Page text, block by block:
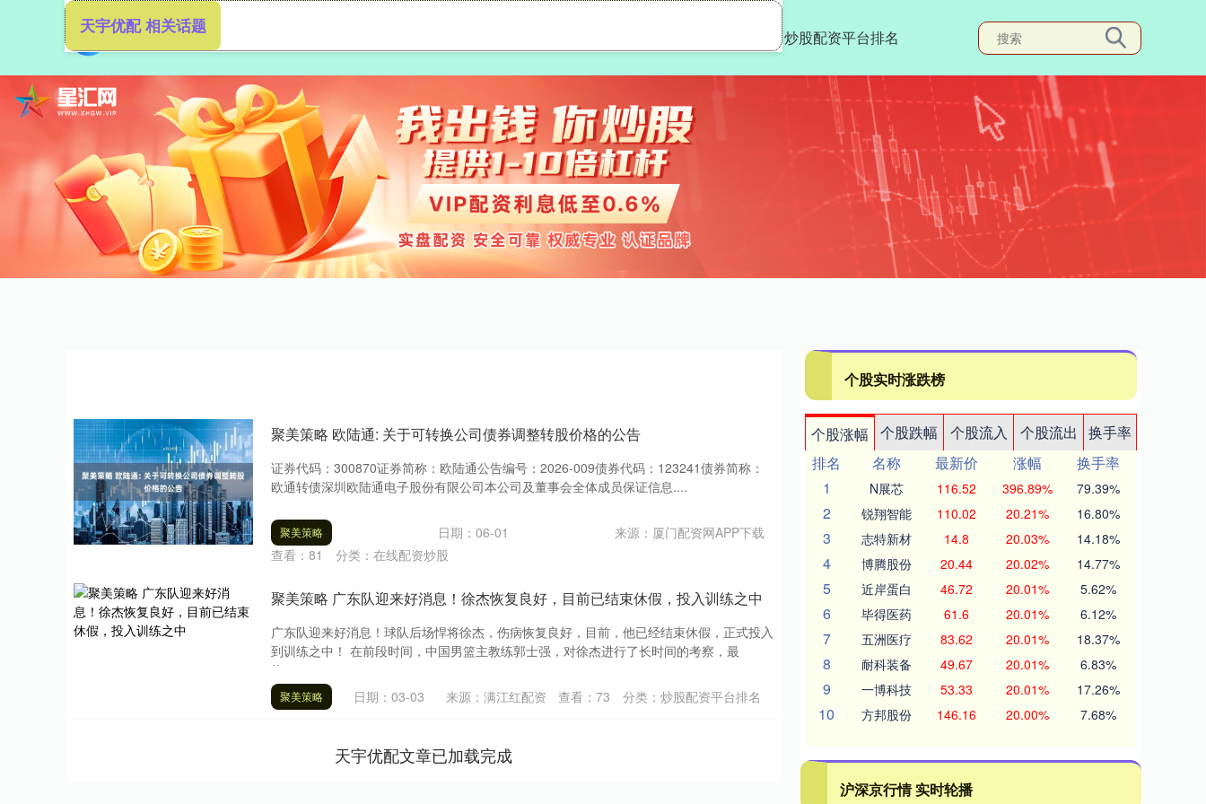
炒股配资平台排名
天宇优配 相关话题
聚美策略 欧陆通: 关于可转换公司债券调整转股价格的公告
证券代码：300870证券简称：欧陆通公告编号：2026-009债券代码：123241债券简称：
欧通转债深圳欧陆通电子股份有限公司本公司及董事会全体成员保证信息....
聚美策略 日期：06-01
来源：厦门配资网APP下载
查看： 81 分类： 在线配资炒股
聚美策略 广东队迎来好消息！徐杰恢复良好，目前已结束休假，投入训练之中
广东队迎来好消息！球队后场悍将徐杰，伤病恢复良好，目前，他已经结束休假，正式投入
到训练之中！ 在前段时间，中国男篮主教练郭士强，对徐杰进行了长时间的考察，最
终，....
聚美策略 日期：03-03 来源：满江红配资 查看：73 分类：炒股配资平台排名
天宇优配文章已加载完成
个股实时涨跌榜
个股涨幅 个股跌幅 个股流入 个股流出
换手率
排名
名称 最新价 涨幅
换手率
1
N展芯 116.52 396.89% 79.39%
2 锐翔智能 110.02 20.21% 16.80%
3 志特新材 14.8 20.03% 14.18%
4 博腾股份 20.44 20.02% 14.77%
5 近岸蛋白 46.72 20.01% 5.62%
6 毕得医药 61.6 20.01% 6.12%
7 五洲医疗 83.62 20.01% 18.37%
8 耐科装备 49.67 20.01% 6.83%
9 一博科技 53.33 20.01% 17.26%
10 方邦股份 146.16 20.00% 7.68%
沪深京行情 实时轮播